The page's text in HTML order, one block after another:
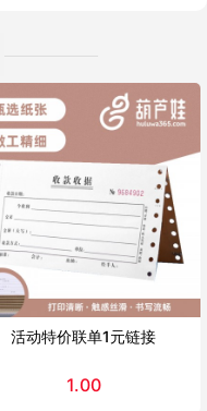
活动特价联单1元链接
1.00